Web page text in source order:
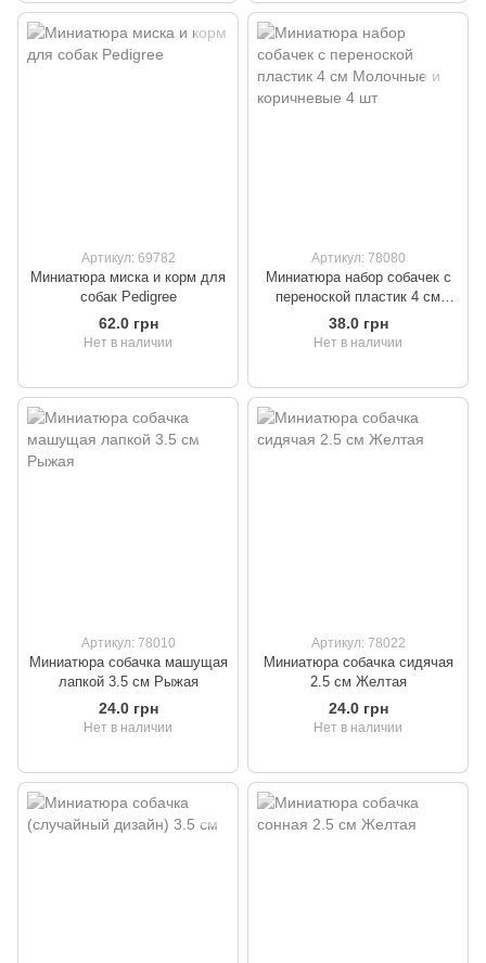
Артикул: 69782
Миниатюра миска и корм для
собак Pedigree
62.0 грн
Нет в наличии
Артикул: 78080
Миниатюра набор собачек с
переноской пластик 4 см
Молочные и коричневые 4 шт
38.0 грн
Нет в наличии
Артикул: 78010
Миниатюра собачка машущая
лапкой 3.5 см Рыжая
24.0 грн
Нет в наличии
Артикул: 78022
Миниатюра собачка сидячая
2.5 см Желтая
24.0 грн
Нет в наличии